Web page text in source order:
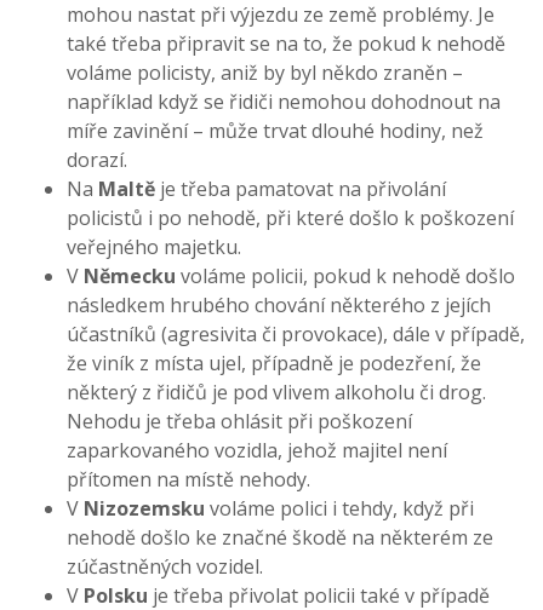
mohou nastat při výjezdu ze země problémy. Je
také třeba připravit se na to, že pokud k nehodě
voláme policisty, aniž by byl někdo zraněn –
například když se řidiči nemohou dohodnout na
míře zavinění – může trvat dlouhé hodiny, než
dorazí.
Na Maltě je třeba pamatovat na přivolání
policistů i po nehodě, při které došlo k poškození
veřejného majetku.
V Německu voláme policii, pokud k nehodě došlo
následkem hrubého chování některého z jejích
účastníků (agresivita či provokace), dále v případě,
že viník z místa ujel, případně je podezření, že
některý z řidičů je pod vlivem alkoholu či drog.
Nehodu je třeba ohlásit při poškození
zaparkovaného vozidla, jehož majitel není
přítomen na místě nehody.
V Nizozemsku voláme polici i tehdy, když při
nehodě došlo ke značné škodě na některém ze
zúčastněných vozidel.
V Polsku je třeba přivolat policii také v případě